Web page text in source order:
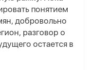
понятием
добровольно
разговор о
остается в